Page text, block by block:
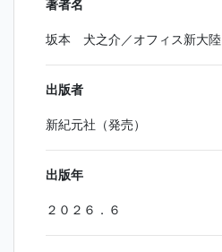
著者名
坂本 犬之介／オフィス新大陸
出版者
新紀元社（発売）
出版年
２０２６．６